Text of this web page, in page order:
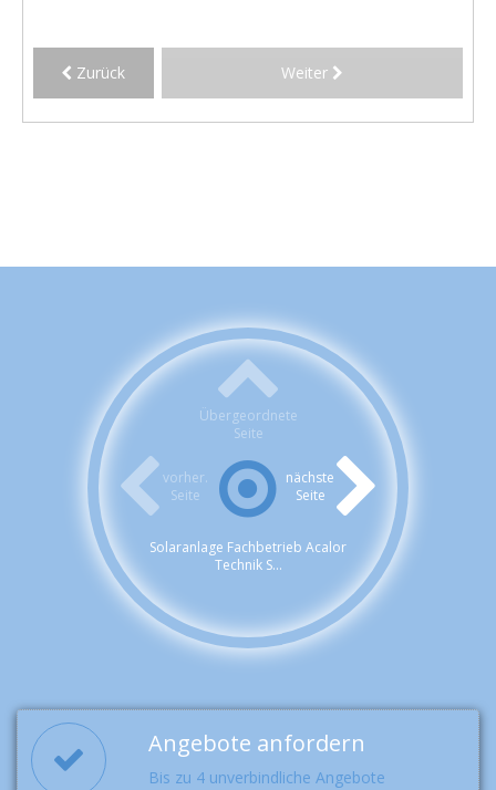
Zurück Weiter
Übergeordnete
Seite
vorher.
Seite
nächste
Seite
Solaranlage Fachbetrieb Acalor
Technik S...
Angebote anfordern
Bis zu 4 unverbindliche Angebote